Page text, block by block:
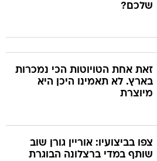
שלכם?
זאת אחת הטויוטות הכי נמכרות
בארץ. לא תאמינו היכן היא
מיוצרת
צפו בביצועיו: אוריין גורן שוב
שותף במדי ברצלונה הבוגרת